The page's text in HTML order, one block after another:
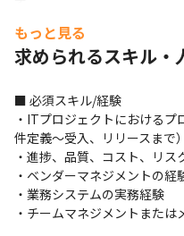
＜募集背景＞
上流工程から移行・保守まで
DX推進を実装面から継続的に
併せて、後継人材を計画的に
安定運用と改善を両立する体
もっと見る
求められるスキル・
■ 必須スキル/経験
・ITプロジェクトにおける
件定義〜受入、リリースまで）
・進捗、品質、コスト、リ
・ベンダーマネジメントの経
・業務システムの実務経験
・チームマネジメントまたは